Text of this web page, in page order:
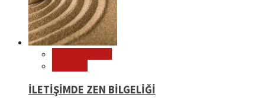
İLETİŞİMDE ZEN BİLGELİĞİ